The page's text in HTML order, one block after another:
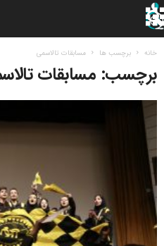
خانه برچسب ها مسابقات تالاسمی
برچسب: مسابقات